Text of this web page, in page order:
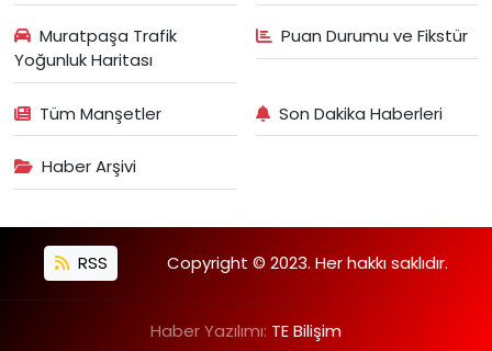
Muratpaşa Trafik
Yoğunluk Haritası
Puan Durumu ve Fikstür
Tüm Manşetler Son Dakika Haberleri
Haber Arşivi
RSS Copyright © 2023. Her hakkı saklıdır.
Haber Yazılımı: TE Bilişim